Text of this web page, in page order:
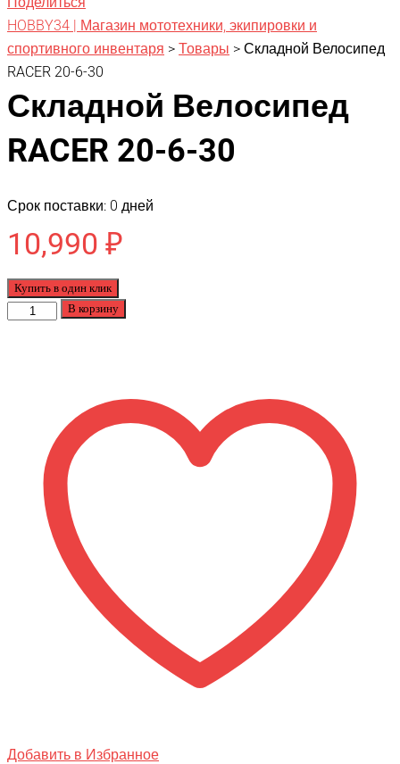
HOBBY34 | Магазин мототехники, экипировки и
спортивного инвентаря > Товары > Складной Велосипед
RACER 20-6-30
Складной Велосипед
RACER 20-6-30
Срок поставки: 0 дней
10,990 ₽
Купить в один клик
КоличествоВ корзину
Добавить в Избранное